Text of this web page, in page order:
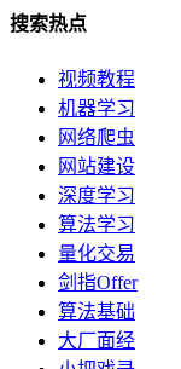
搜索热点
视频教程
机器学习
网络爬虫
网站建设
深度学习
算法学习
量化交易
剑指Offer
算法基础
大厂面经